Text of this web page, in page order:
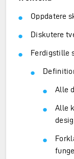
Oppdatere
Diskutere
Ferdigstille
Alle
Alle